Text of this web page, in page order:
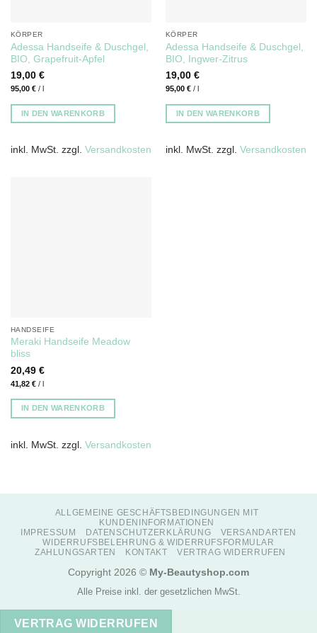
KÖRPER
Adessa Handseife & Duschgel,
BIO, Grapefruit-Apfel
19,00 €
95,00 €/
IN DEN WARENKORB
inkl. MwSt. zzgl. Versandkosten
KÖRPER
Adessa Handseife & Duschgel,
BIO, Ingwer-Zitrus
19,00 €
95,00 €/
IN DEN WARENKORB
inkl. MwSt. zzgl. Versandkosten
HANDSEIFE
Meraki Handseife Meadow
bliss
20,49 €
41,82 €/ l
IN DEN WARENKORB
inkl. MwSt. zzgl. Versandkosten
ALLGEMEINE GESCHÄFTSBEDINGUNGEN MIT
KUNDENINFORMATIONEN
IMPRESSUM
DATENSCHUTZERKLÄRUNG
VERSANDARTEN
WIDERRUFSBELEHRUNG & WIDERRUFSFORMULAR
ZAHLUNGSARTEN
KONTAKT VERTRAG WIDERRUFEN
Copyright 2026 © My-Beautyshop.com
Alle Preise inkl. der gesetzlichen MwSt.
VERTRAG WIDERRUFEN